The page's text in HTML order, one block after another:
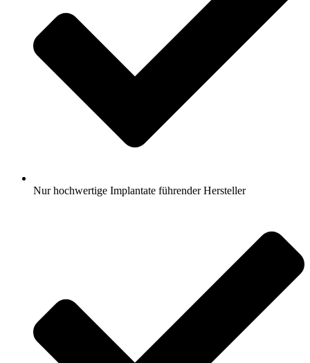
Nur hochwertige Implantate führender Hersteller